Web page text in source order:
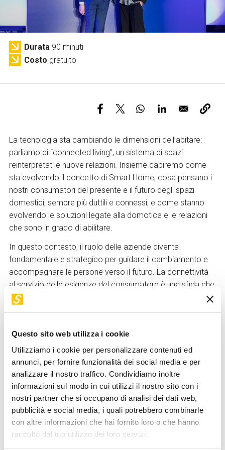
Questo sito web utilizza i cookie
Utilizziamo i cookie per personalizzare contenuti ed
annunci, per fornire funzionalità dei social media e per
analizzare il nostro traffico. Condividiamo inoltre
informazioni sul modo in cui utilizzi il nostro sito con i
nostri partner che si occupano di analisi dei dati web,
pubblicità e social media, i quali potrebbero combinarle
con altre informazioni che hai fornito loro o che hanno
raccolto dal tuo utilizzo dei loro servizi.
Servizi e accessibilità
Contatti
Biglietti
Durata 90 minuti
Costo gratuito
La tecnologia sta cambiando le dimensioni dell’abitare:
parliamo di “connected living”, un sistema di spazi
reinterpretati e nuove relazioni. Insieme capiremo come
sta evolvendo il concetto di Smart Home, cosa pensano i
nostri consumatori del presente e il futuro degli spazi
domestici, sempre più duttili e connessi, e come stanno
evolvendo le soluzioni legate alla domotica e le relazioni
che sono in grado di abilitare.
In questo contesto, il ruolo delle aziende diventa
fondamentale e strategico per guidare il cambiamento e
accompagnare le persone verso il futuro. La connettività
al servizio delle esigenze del consumatore è una sfida che
si concretizza in un ecosistema di dispositivi a valore
Giovanni Locatelli
Ingegnere, ha lavorato nel settore dello sviluppo tecnologico
in aziende multinazionali di telecomunicazione dove ha
contribuito al lancio delle innovazioni di grande successo.
Da alcuni anni è in Samsung Electronics Italia dove, come
Platform Innovation Senior Manager, ha la responsabilità di